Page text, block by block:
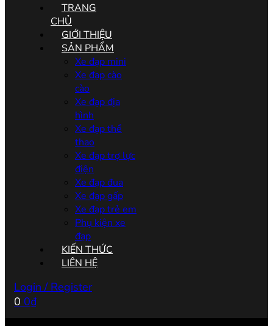
Menu
TRANG
CHỦ
GIỚI THIỆU
SẢN PHẨM
Xe đạp mini
Xe đạp cào
cào
Xe đạp địa
hình
Xe đạp thể
thao
Xe đạp trợ lực
điện
Xe đạp đua
Xe đạp gấp
Xe đạp trẻ em
Phụ kiện xe
đạp
KIẾN THỨC
LIÊN HỆ
Login / Register
0 0₫